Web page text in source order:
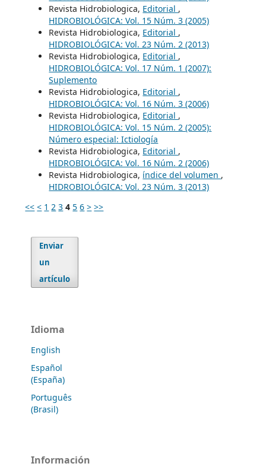
Revista Hidrobiologica, Editorial ,
HIDROBIOLÓGICA: Vol. 15 Núm. 3 (2005)
Revista Hidrobiologica, Editorial ,
HIDROBIOLÓGICA: Vol. 23 Núm. 2 (2013)
Revista Hidrobiologica, Editorial ,
HIDROBIOLÓGICA: Vol. 17 Núm. 1 (2007):
Suplemento
Revista Hidrobiologica, Editorial ,
HIDROBIOLÓGICA: Vol. 16 Núm. 3 (2006)
Revista Hidrobiologica, Editorial ,
HIDROBIOLÓGICA: Vol. 15 Núm. 2 (2005):
Número especial: Ictiología
Revista Hidrobiologica, Editorial ,
HIDROBIOLÓGICA: Vol. 16 Núm. 2 (2006)
Revista Hidrobiologica, índice del volumen ,
HIDROBIOLÓGICA: Vol. 23 Núm. 3 (2013)
<< < 1 2 3 4 5 6 > >>
Enviar
un
artículo
Idioma
English
Español
(España)
Português
(Brasil)
Información